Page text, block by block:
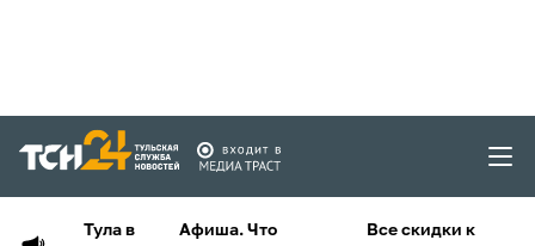
Тула в
Афиша. Что
Все скидки к